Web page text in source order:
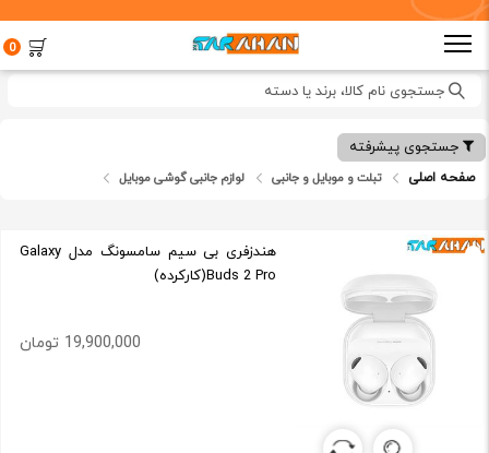
0
جستجوی نام کالا، برند یا دسته
صفحه اصلی تبلت و موبایل و جانبی لوازم جانبی گوشی موبایل
هندزفری بی سیم سامسونگ مدل Galaxy
Buds 2 Pro(کارکرده)
19,900,000 تومان